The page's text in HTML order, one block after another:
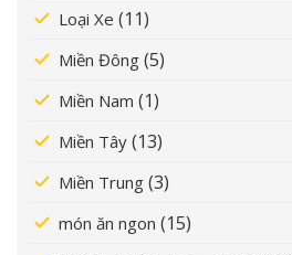
Loại Xe (11)
Miền Đông (5)
Miền Nam (1)
Miền Tây (13)
Miền Trung (3)
món ăn ngon (15)